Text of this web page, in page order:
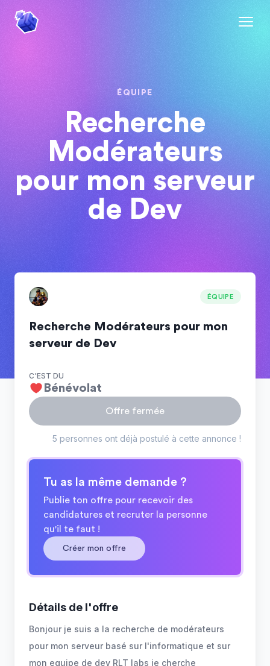
ÉQUIPE
Recherche
Modérateurs
pour mon serveur
de Dev
ÉQUIPE
Recherche Modérateurs pour mon
serveur de Dev
C'EST DU
Bénévolat
Offre fermée
5 personnes ont déjà postulé à cette annonce !
Tu as la même demande ?
Publie ton offre pour recevoir des
candidatures et recruter la personne
qu'il te faut !
Créer mon offre
Détails de l'offre
Bonjour je suis a la recherche de modérateurs
pour mon serveur basé sur l'informatique et sur
mon equipe de dev RLT labs je cherche